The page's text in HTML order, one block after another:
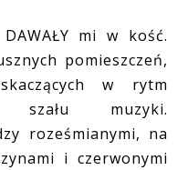
DAWAŁY mi w kość.
pomieszczeń,
w rytm
szału muzyki.
roześmianymi, na
i czerwonymi